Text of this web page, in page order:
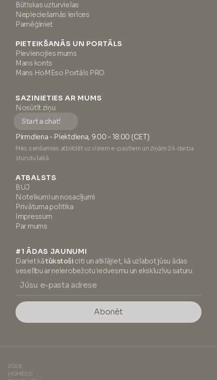
Būtiskas uzturvielas
Nepieciešamās ierīces
Pamēģiniet
PIETEIKŠANĀS UN PORTĀLS
Pievienojies mums
Mans konts
Mans HoMEso Portāls PRO
SAZINIETIES AR MUMS
Nosūtīt ziņu
Start a chat!
Pirmdiena - Piektdiena, 9:00 - 18:00 (CET)
Mēs cenšamies atbildēt uz visiem e-pastiem un ziņām 24 darba
stundu laikā.
ATBALSTS
BUJ
Noteikumi un nosacījumi
Privātuma politika
Impressum
Par mums
#1 ĀDAS JAUNUMI
Dariet kātūkstoši citi un atklājiet, kā uzlabot jūsu ādas
veselību ar neierobežotu iedvesmu un ekskluzīvu saturu.
Abonēt
2026
HOMESO